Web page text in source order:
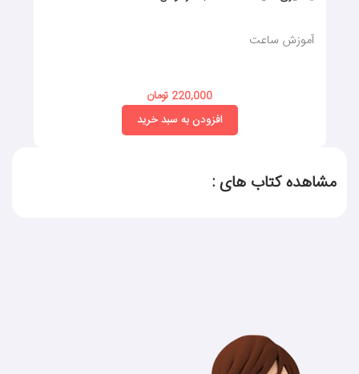
آموزش ساعت
220,000 تومان
افزودن به سبد خرید
مشاهده کتاب های :